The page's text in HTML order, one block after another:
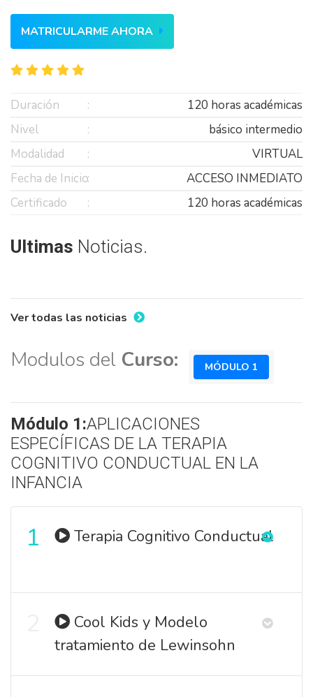
MATRICULARME AHORA
Duración
120 horas académicas
Nivel
básico intermedio
Modalidad
VIRTUAL
Fecha de Inicio
ACCESO INMEDIATO
Certificado
120 horas académicas
Ultimas Noticias.
Ver todas las noticias
Modulos del Curso: MÓDULO 1
Módulo 1:APLICACIONES
ESPECÍFICAS DE LA TERAPIA
COGNITIVO CONDUCTUAL EN LA
INFANCIA
1 Terapia Cognitivo Conductual
tratamiento de Lewinsohn